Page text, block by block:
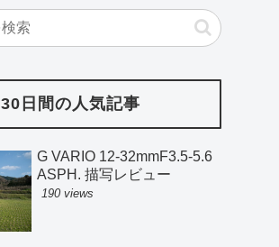
30日間の人気記事
G VARIO 12-32mmF3.5-5.6
ASPH. 描写レビュー
190 views